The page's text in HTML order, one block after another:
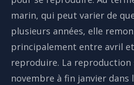
marin, qui peut varier de
plusieurs années, elle
principalement entre avril
reproduire. La reproduction
novembre à fin janvier